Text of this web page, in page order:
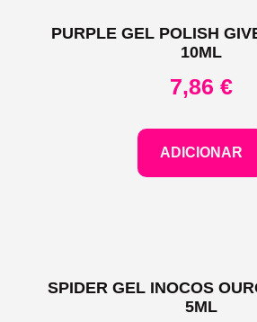
PURPLE GEL POLISH
10ML
7,86 €
ADICIONAR
SPIDER GEL INOCOS
5ML